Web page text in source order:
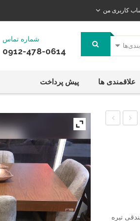
کاربری من
شماره تماس
0912-478-0614
علاقمندی ها پیش پرداخت
تیره